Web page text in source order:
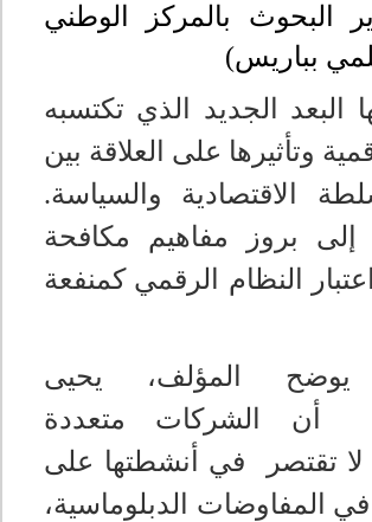
البحوث بالمركز الوطني
بباريس)
البعد الجديد الذي تكتسبه
وتأثيرها على العلاقة بين
الاقتصادية والسياسة.
إلى بروز مفاهيم مكافحة
النظام الرقمي كمنفعة
يوضح المؤلف، يحيى
أن الشركات متعددة
لا تقتصر في أنشطتها على
في المفاوضات الدبلوماسية،